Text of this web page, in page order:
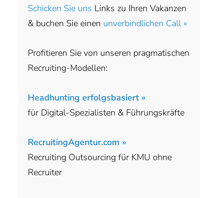
Schicken Sie uns Links zu Ihren Vakanzen
& buchen Sie einen unverbindlichen Call »
Profitieren Sie von unseren pragmatischen
Recruiting-Modellen:
Headhunting erfolgsbasiert »
für Digital-Spezialisten & Führungskräfte
RecruitingAgentur.com »
Recruiting Outsourcing für KMU ohne
Recruiter